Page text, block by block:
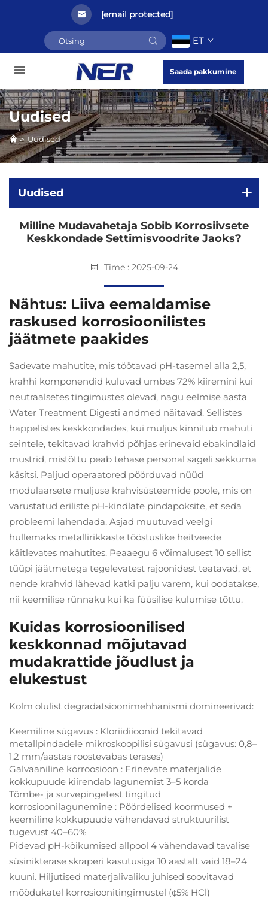
[email protected]
ET
Saada pakkumine
Uudised
>Uudised
Uudised
Milline Mudavahetaja Sobib Korrosiivsete
Keskkondade Settimisvoodrite Jaoks?
Time : 2025-09-24
Nähtus: Liiva eemaldamise
raskused korrosioonilistes
jäätmete paakides
Sadevate mahutite, mis töötavad pH-tasemel alla 2,5,
krahhi komponendid kuluvad umbes 72% kiiremini kui
neutraalsetes tingimustes olevad, nagu eelmise aasta
Water Treatment Digesti andmed näitavad. Sellistes
happelistes keskkondades, kui muljus kinnitub mahuti
seintele, tekitavad krahvid põhjas erinevaid ebakindlaid
mustrid, mistõttu peab tehase personal sageli sekkuma
käsitsi. Paljud operaatored pöörduvad nüüd
modulaarsete muljuse krahvisüsteemide poole, mis on
varustatud eriliste pH-kindlate pindapoksite, et seda
probleemi lahendada. Asjad muutuvad veelgi
hullemaks metallirikkaste tööstuslike heitveede
käitlevates mahutites. Peaaegu 6 võimalusest 10 sellist
tüüpi jäätmetega tegelevatest rajoonidest teatavad, et
nende krahvid lähevad katki palju varem, kui oodatakse,
nii keemilise rünnaku kui ka füüsilise kulumise tõttu.
Kuidas korrosioonilised
keskkonnad mõjutavad
mudakrattide jõudlust ja
elukestust
Kolm olulist degradatsioonimehhanismi domineerivad:
Keemiline sügavus : Kloriidiioonid tekitavad
metallpindadele mikroskoopilisi sügavusi (sügavus: 0,8–
1,2 mm/aastas roostevabas terases)
Galvaaniline korroosioon : Erinevate materjalide
kokkupuude kiirendab lagunemist 3–5 korda
Tõmbe- ja survepingetest tingitud
korrosioonilagunemine : Pöördelised koormused +
keemiline kokkupuude vähendavad struktuurilist
tugevust 40–60%
Pidevad pH-kõikumised allpool 4 vähendavad tavalise
süsinikterase skraperi kasutusiga 10 aastalt vaid 18–24
kuuni. Hiljutised materjalivaliku juhised soovitavad
mõõdukatel korrosioonitingimustel (¢5% HCl)